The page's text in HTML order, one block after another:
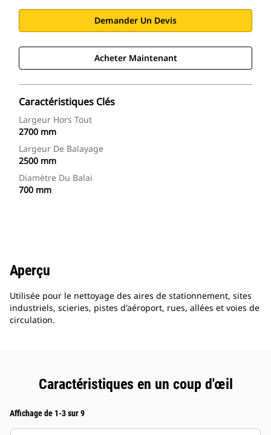
Demander Un Devis
Acheter Maintenant
Caractéristiques Clés
Largeur Hors Tout
2700 mm
Largeur De Balayage
2500 mm
Diamètre Du Balai
700 mm
Aperçu
Utilisée pour le nettoyage des aires de stationnement, sites
industriels, scieries, pistes d'aéroport, rues, allées et voies de
circulation.
Caractéristiques en un coup d'œil
Affichage de 1-3 sur 9